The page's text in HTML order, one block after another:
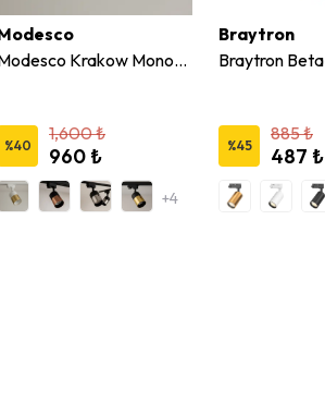
Modesco Krakow Monofaze Soketli Yuvarlak Ray Spot
%40
1,600 ₺
960 ₺
+4
Braytron
%45
885 ₺
487 ₺